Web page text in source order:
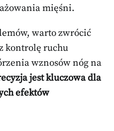
mięśni.
warto zwrócić
kontrolę ruchu
wznosów nóg na
jest kluczowa dla
efektów